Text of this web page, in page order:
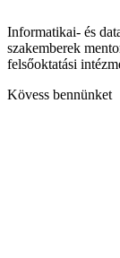
Informatikai- és
szakemberek
felsőoktatási
Kövess bennünket